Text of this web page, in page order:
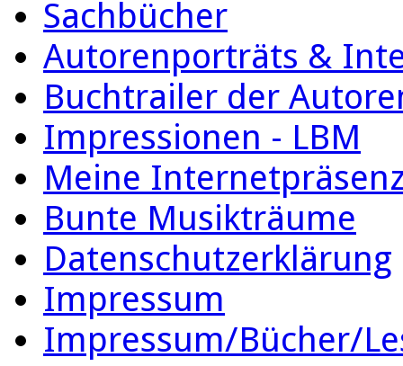
Sachbücher
Autorenporträts &
Buchtrailer der
Impressionen - LBM
Meine
Bunte Musikträume
Datenschutzerklärung
Impressum
Impressum/Bücher/